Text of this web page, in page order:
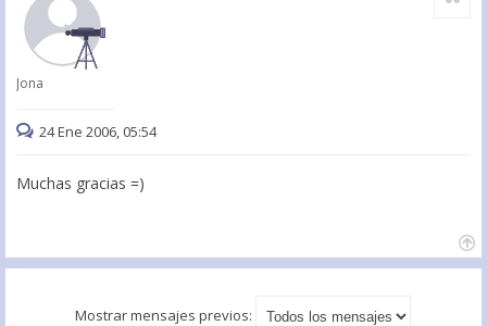
Jona
24 Ene 2006, 05:54
Muchas gracias =)
Mostrar mensajes previos: